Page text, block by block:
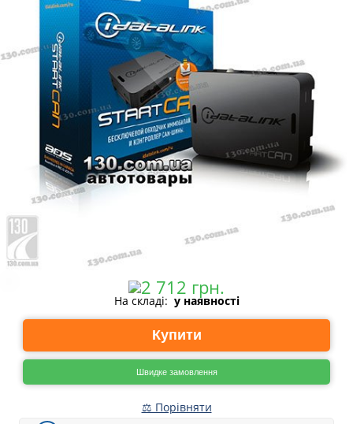
На складі: у наявності
Купити
Швидке замовлення
⚖ Порівняти